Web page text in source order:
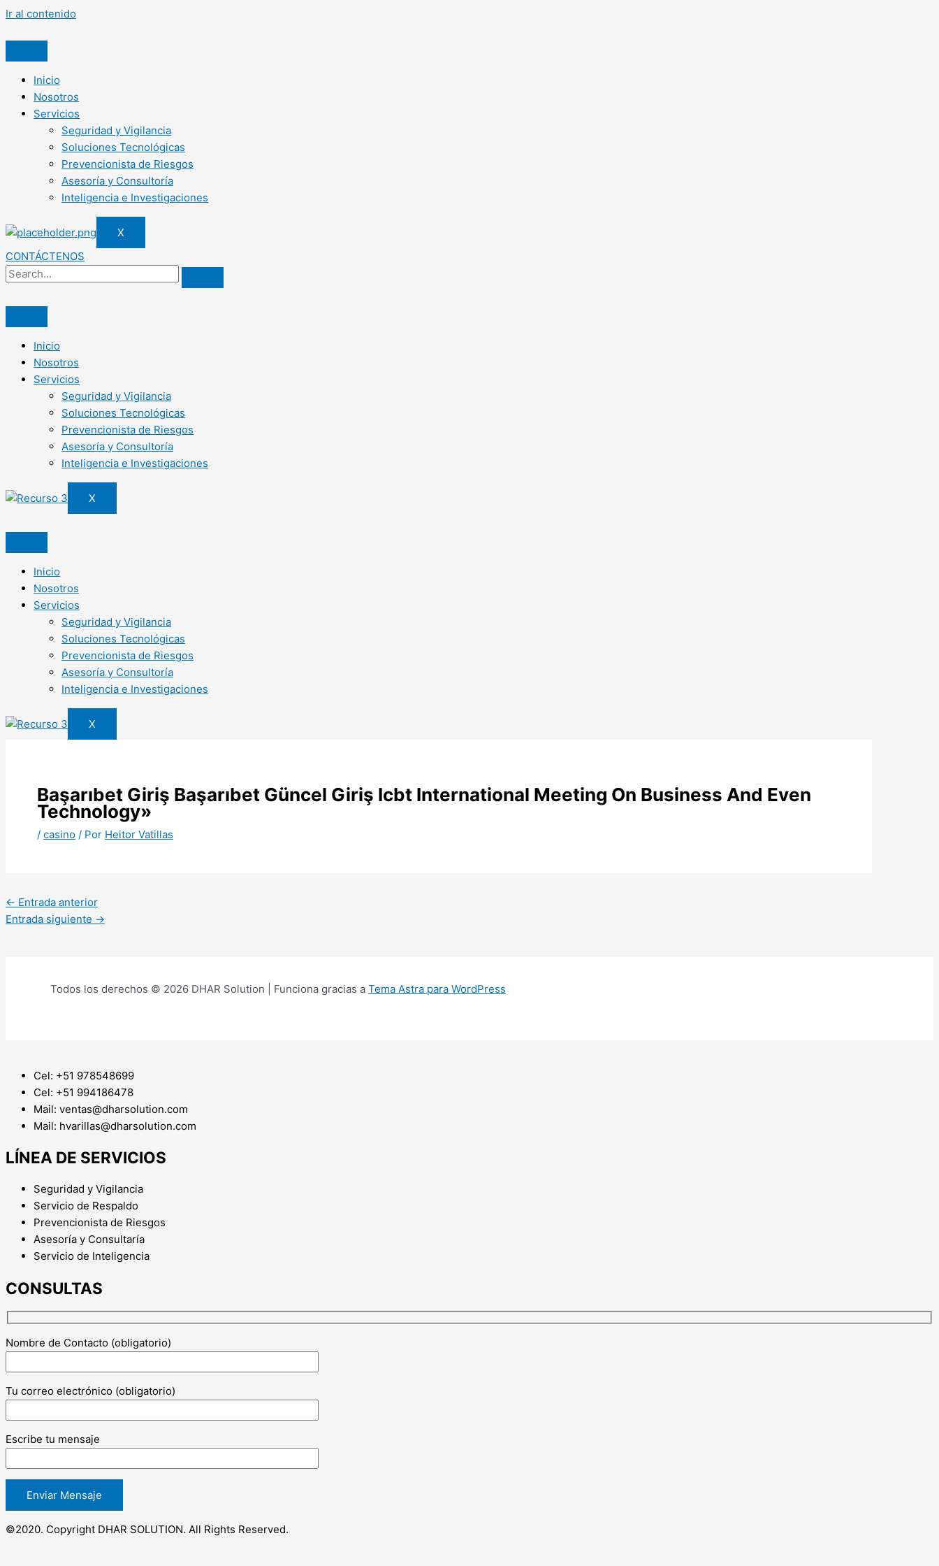
Ir al contenido
Inicio
Nosotros
Servicios
Seguridad y Vigilancia
Soluciones Tecnológicas
Prevencionista de Riesgos
Asesoría y Consultoría
Inteligencia e Investigaciones
X
CONTÁCTENOS
Inicio
Nosotros
Servicios
Seguridad y Vigilancia
Soluciones Tecnológicas
Prevencionista de Riesgos
Asesoría y Consultoría
Inteligencia e Investigaciones
X
Inicio
Nosotros
Servicios
Seguridad y Vigilancia
Soluciones Tecnológicas
Prevencionista de Riesgos
Asesoría y Consultoría
Inteligencia e Investigaciones
X
Başarıbet Giriş Başarıbet Güncel Giriş Icbt International Meeting On Business And Even
Technology»
/ casino / Por Heitor Vatillas
← Entrada anterior
Entrada siguiente →
Todos los derechos © 2026 DHAR Solution | Funciona gracias a Tema Astra para WordPress
Cel: +51 978548699
Cel: +51 994186478
Mail: ventas@dharsolution.com
Mail: hvarillas@dharsolution.com
LÍNEA DE SERVICIOS
Seguridad y Vigilancia
Servicio de Respaldo
Prevencionista de Riesgos
Asesoría y Consultaría
Servicio de Inteligencia
CONSULTAS
Nombre de Contacto (obligatorio)
Tu correo electrónico (obligatorio)
Escribe tu mensaje
©2020. Copyright DHAR SOLUTION. All Rights Reserved.